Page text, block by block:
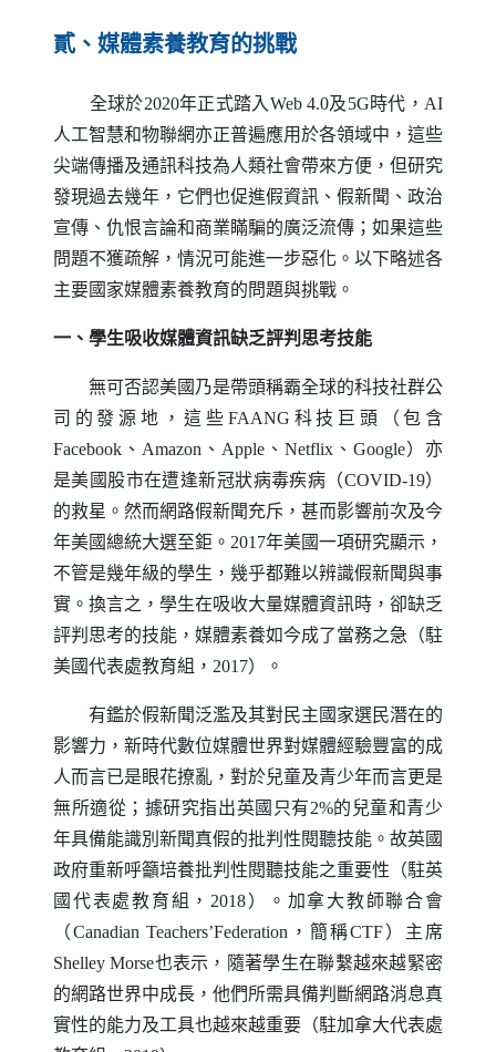
貳、媒體素養教育的挑戰
全球於2020年正式踏入 Web4.0及5G時代， AI
人工智慧和物聯網亦正普遍應用於各領域中，這些
尖端傳播及通訊科技為人類社會帶來方便，但研究
發現過去幾年，它們也促進假資訊、假新聞、政治
宣傳、仇恨言論和商業瞞騙的廣泛流傳；如果這些
問題不獲疏解，情況可能進一步惡化。以下略述各
主要國家媒體素養教育的問題與挑戰。
一、學生吸收媒體資訊缺乏評判思考技能
無可否認美國乃是帶頭稱霸全球的科技社群公
司的發源地，這些 FAANG 科技巨頭（包含
Facebook 、 Amazon 、 Apple 、 Netflix 、 Google）亦
是美國股市在遭逢新冠狀病毒疾病（COVID-19）
的救星。然而網路假新聞充斥，甚而影響前次及今
年美國總統大選至鉅。2017年美國一項研究顯示，
不管是幾年級的學生，幾乎都難以辨識假新聞與事
實。換言之，學生在吸收大量媒體資訊時，卻缺乏
評判思考的技能，媒體素養如今成了當務之急（駐
美國代表處教育組，2017）。
有鑑於假新聞泛濫及其對民主國家選民潛在的
影響力，新時代數位媒體世界對媒體經驗豐富的成
人而言已是眼花撩亂，對於兒童及青少年而言更是
無所適從；據研究指出英國只有2%的兒童和青少
年具備能識別新聞真假的批判性閱聽技能。故英國
政府重新呼籲培養批判性閱聽技能之重要性（駐英
國代表處教育組，2018）。加拿大教師聯合會
（Canadian Teachers’Federation ，簡稱CTF）主席
Shelley Morse也表示，隨著學生在聯繫越來越緊密
的網路世界中成長，他們所需具備判斷網路消息真
實性的能力及工具也越來越重要（駐加拿大代表處